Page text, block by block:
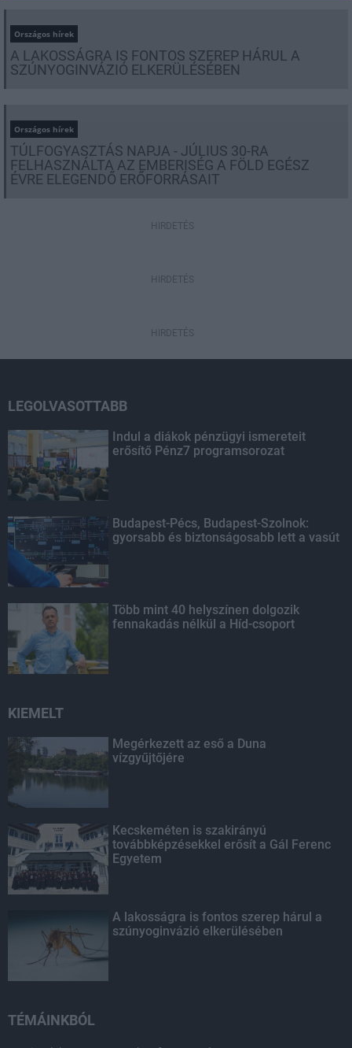
Országos hírek
A LAKOSSÁGRA IS FONTOS SZEREP HÁRUL A
SZÚNYOGINVÁZIÓ ELKERÜLÉSÉBEN
Országos hírek
TÚLFOGYASZTÁS NAPJA - JÚLIUS 30-RA
FELHASZNÁLTA AZ EMBERISÉG A FÖLD EGÉSZ
ÉVRE ELEGENDŐ ERŐFORRÁSAIT
HIRDETÉS
HIRDETÉS
HIRDETÉS
LEGOLVASOTTABB
Indul a diákok pénzügyi ismereteit
erősítő Pénz7 programsorozat
Budapest-Pécs, Budapest-Szolnok:
gyorsabb és biztonságosabb lett a vasút
Több mint 40 helyszínen dolgozik
fennakadás nélkül a Híd-csoport
KIEMELT
Megérkezett az eső a Duna
vízgyűjtőjére
Kecskeméten is szakirányú
továbbképzésekkel erősít a Gál Ferenc
Egyetem
A lakosságra is fontos szerep hárul a
szúnyoginvázió elkerülésében
TÉMÁINKBÓL